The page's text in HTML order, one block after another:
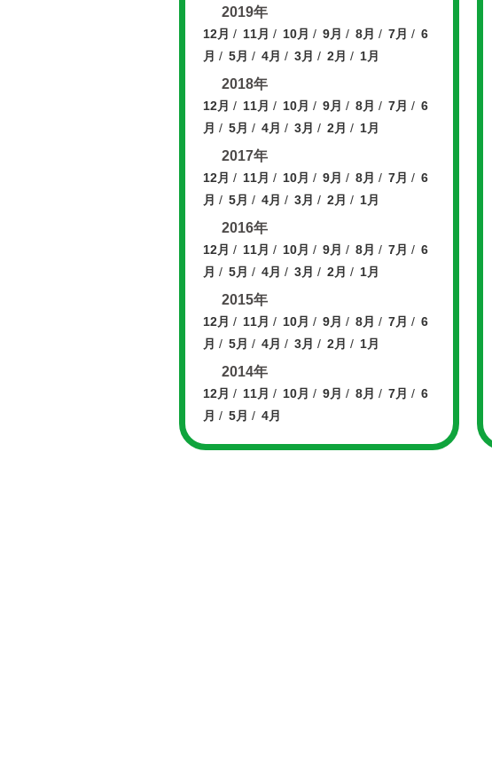
2019年
12月 11月 10月 9月 8月 7月
6
月
5月 4月 3月 2月 1月
2018年
12月 11月 10月 9月 8月 7月
6
月
5月 4月 3月 2月 1月
2017年
12月 11月 10月 9月 8月 7月
6
月
5月 4月 3月 2月 1月
2016年
12月 11月 10月 9月 8月 7月
6
月
5月 4月 3月 2月 1月
2015年
12月 11月 10月 9月 8月 7月
6
月
5月 4月 3月 2月 1月
2014年
12月 11月 10月 9月 8月 7月
6
月
5月 4月